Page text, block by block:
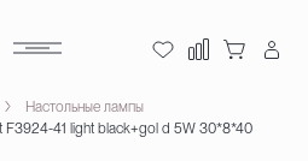
Настольные лампы
F3924-41 light black+gol d 5W 30*8*40